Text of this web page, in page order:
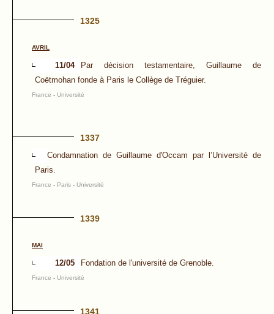
1325
AVRIL
11/04
Par décision testamentaire, Guillaume de
Coëtmohan fonde à Paris le Collège de Tréguier.
France - Université
1337
Condamnation de Guillaume d'Occam par l’Université de
Paris.
France - Paris - Université
1339
MAI
12/05 Fondation de l'université de Grenoble.
France - Université
1341